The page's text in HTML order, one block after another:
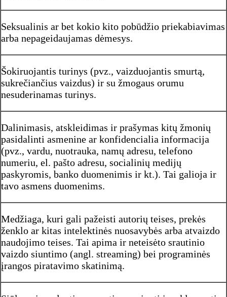
Seksualinis ar bet kokio kito pobūdžio priekabiavimas
arba nepageidaujamas dėmesys.
Šokiruojantis turinys (pvz., vaizduojantis smurtą,
sukrečiančius vaizdus) ir su žmogaus orumu
nesuderinamas turinys.
Dalinimasis, atskleidimas ir prašymas kitų žmonių
pasidalinti asmenine ar konfidencialia informacija
(pvz., vardu, nuotrauka, namų adresu, telefono
numeriu, el. pašto adresu, socialinių medijų
paskyromis, banko duomenimis ir kt.). Tai galioja ir
tavo asmens duomenims.
Medžiaga, kuri gali pažeisti autorių teises, prekės
ženklo ar kitas intelektinės nuosavybės arba atvaizdo
naudojimo teises. Tai apima ir neteisėto srautinio
vaizdo siuntimo (angl. streaming) bei programinės
įrangos piratavimo skatinimą.